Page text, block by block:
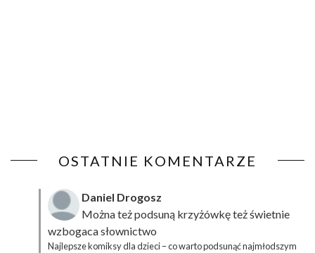
OSTATNIE KOMENTARZE
Daniel Drogosz
Można też podsuną krzyżówkęteż świetnie
wzbogaca słownictwo
Najlepsze komiksy dla dzieci – co warto podsunąć najmłodszym